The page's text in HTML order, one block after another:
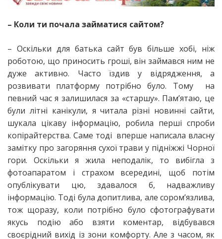
– Коли ти почала займатися сайтом?
– Оскільки для батька сайт був більше хобі, ніж
роботою, що приносить гроші, він займався ним не
дуже активно. Часто їздив у відрядження, а
розвивати платформу потрібно було. Тому на
певний час я залишилася за «старшу». Пам’ятаю, це
були літні канікули, я читала різні новинні сайти,
шукала цікаву інформацію, робила перші спроби
копірайтерства. Саме тоді вперше написала власну
замітку про загоряння сухої трави у підніжжі Чорної
гори. Оскільки я жила неподалік, то вибігла з
фотоапаратом і страхом всередині, щоб потім
опублікувати цю, здавалося б, надважливу
інформацію. Тоді була допитлива, але сором’язлива,
тож щоразу, коли потрібно було сфотографувати
якусь подію або взяти коментар, відбувався
своєрідний вихід із зони комфорту. Але з часом, як